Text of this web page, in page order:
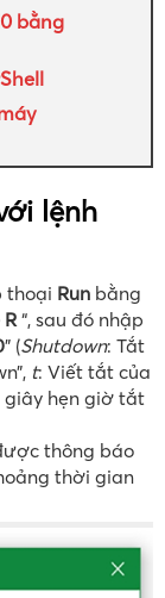
bằng
lệnh
thoại Run bằng
“, sau đó nhập
” (Shutdown: Tắt
t: Viết tắt của
hẹn giờ tắt
thông báo
thời gian